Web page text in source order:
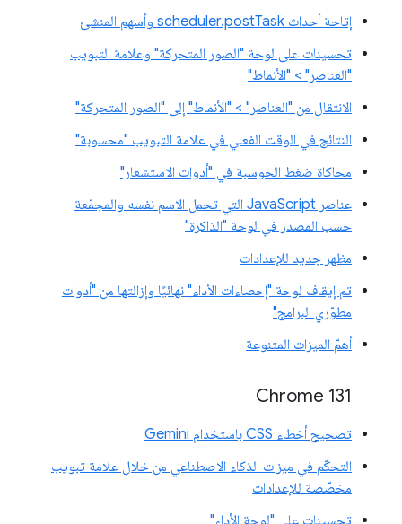
إتاحة أحداث scheduler.postTask وأسهم المنشئ
تحسينات على لوحة "الصور المتحركة" وعلامة التبويب
"العناصر" > "الأنماط"
الانتقال من "العناصر" > "الأنماط" إلى "الصور المتحركة"
النتائج في الوقت الفعلي في علامة التبويب "محسوبة"
محاكاة ضغط الحوسبة في "أدوات الاستشعار"
عناصر JavaScript التي تحمل الاسم نفسه والمجمّعة
حسب المصدر في لوحة "الذاكرة"
مظهر جديد للإعدادات
تم إيقاف لوحة "إحصاءات الأداء" نهائيًا وإزالتها من "أدوات
مطوّري البرامج"
أهمّ الميزات المتنوعة
Chrome 131
تصحيح أخطاء CSS باستخدام Gemini
التحكّم في ميزات الذكاء الاصطناعي من خلال علامة تبويب
مخصّصة للإعدادات